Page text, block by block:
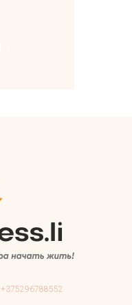
+375296788552